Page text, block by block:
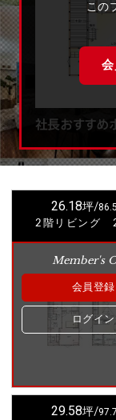
この
26.18坪/
2階リビング
Member's
会員登録
ログイン
29.58坪/